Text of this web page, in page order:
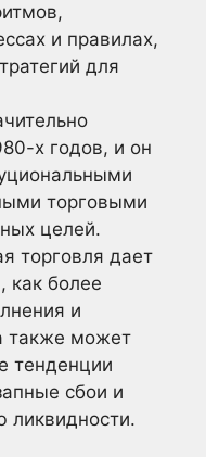
и правилах,
для
х годов, и он
торговыми
целей.
торговля дает
как более
и
также может
тенденции
сбои и
ликвидности.